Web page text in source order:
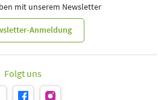
mit unserem Newsletter
Anmeldung
Folgt uns